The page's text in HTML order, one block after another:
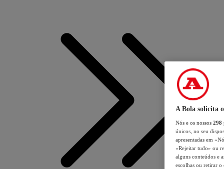
A Bola solicita
Nós e os nossos 298
únicos, no seu
apresentadas em
«Rejeitar tudo» ou
alguns conteúdos e
escolhas ou retirar